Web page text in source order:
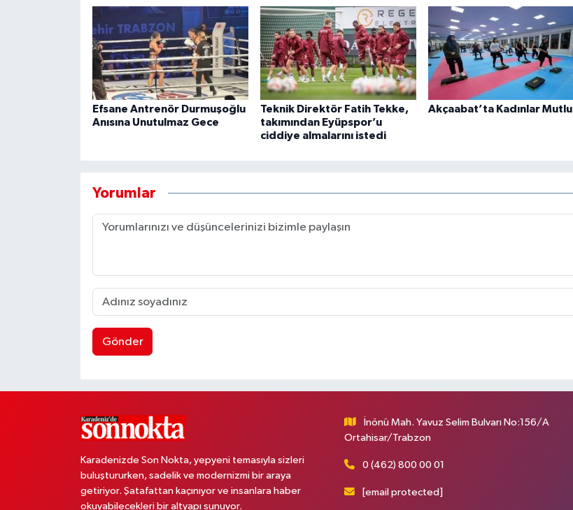
Efsane Antrenör Durmuşoğlu
Anısına Unutulmaz Gece
Teknik Direktör Fatih Tekke,
takımından Eyüpspor’u
ciddiye almalarını istedi
Akçaabat’ta Kadınlar Mutlu
Yorumlar
Gönder
Karadenizde Son Nokta, yepyeni temasıyla sizleri
buluştururken, sadelik ve modernizmi bir araya
getiriyor. Şatafattan kaçınıyor ve insanlara haber
okuyabilecekleri bir altyapı sunuyor.
İnönü Mah. Yavuz Selim Bulvarı No:156/A
Ortahisar/Trabzon
0 (462) 800 00 01
[email protected]